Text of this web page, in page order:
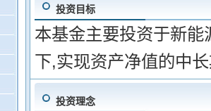
投资目标
本基金主要投资于新
下,实现资产净值的中
投资理念